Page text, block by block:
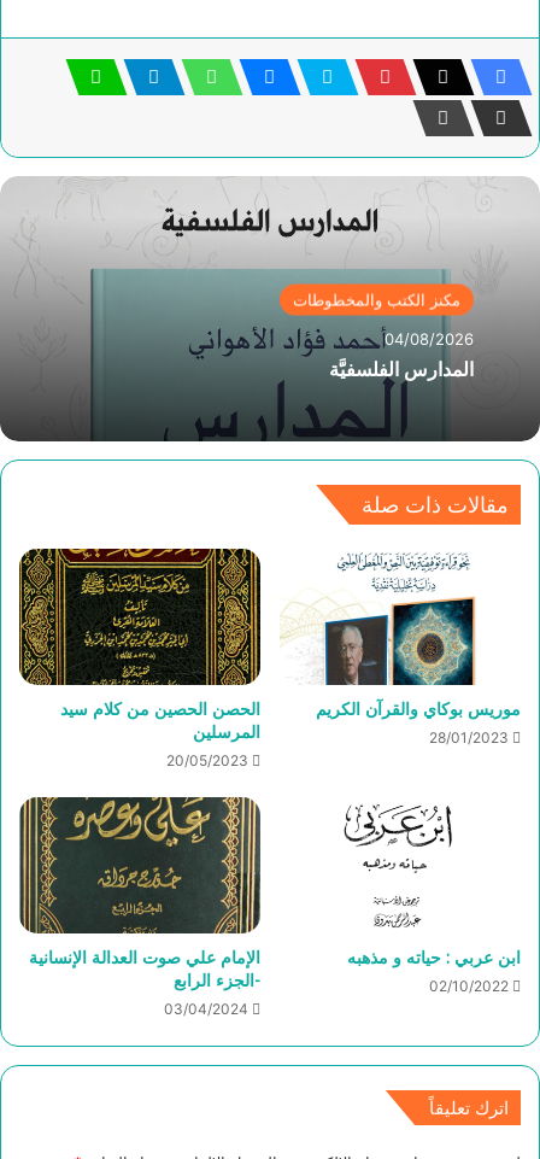
مكنز الكتب والمخطوطات
04/08/2026
المدارس الفلسفيَّة
مقالات ذات صلة
موريس بوكاي والقرآن الكريم
28/01/2023
الحصن الحصين من كلام سيد
المرسلين
20/05/2023
ابن عربي : حياته و مذهبه
02/10/2022
الإمام علي صوت العدالة الإنسانية
-الجزء الرابع
03/04/2024
اترك تعليقاً